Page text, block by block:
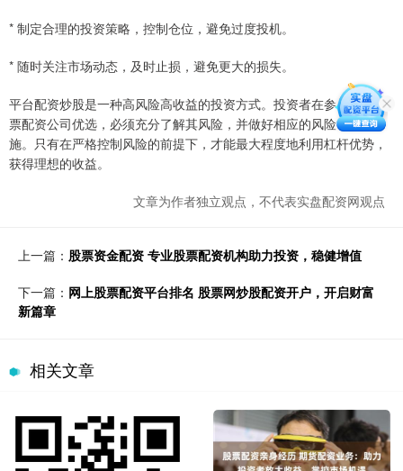
* 制定合理的投资策略，控制仓位，避免过度投机。
* 随时关注市场动态，及时止损，避免更大的损失。
平台配资炒股是一种高风险高收益的投资方式。投资者在参与之前股
票配资公司优选，必须充分了解其风险，并做好相应的风险管理措
施。只有在严格控制风险的前提下，才能最大程度地利用杠杆优势，
获得理想的收益。
文章为作者独立观点，不代表实盘配资网观点
上一篇： 股票资金配资 专业股票配资机构助力投资，稳健增值
下一篇： 网上股票配资平台排名 股票网炒股配资开户，开启财富
新篇章
相关文章